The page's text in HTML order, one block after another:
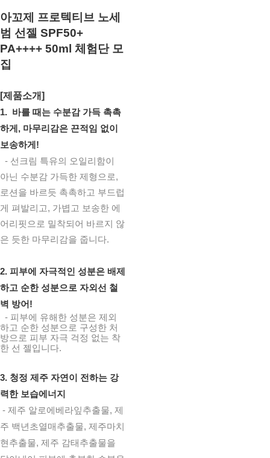
아꼬제 프로텍티브 노세
범 선젤 SPF50+
PA++++ 50ml 체험단 모
집
[제품소개]
1. 바를 때는 수분감 가득 촉촉
하게, 마무리감은 끈적임 없이
보송하게!
- 선크림 특유의 오일리함이
아닌 수분감 가득한 제형으로,
로션을 바르듯 촉촉하고 부드럽
게 펴발리고, 가볍고 보송한 에
어리핏으로 밀착되어 바르지 않
은 듯한 마무리감을 줍니다.
2. 피부에 자극적인 성분은 배제
하고 순한 성분으로 자외선 철
벽 방어!
- 피부에 유해한 성분은 제외
하고 순한 성분으로 구성한 처
방으로 피부 자극 걱정 없는 착
한 선 젤입니다.
3. 청정 제주 자연이 전하는 강
력한 보습에너지
- 제주 알로에베라잎추출물, 제
주 백년초열매추출물, 제주마치
현추출물, 제주 감태추출물을